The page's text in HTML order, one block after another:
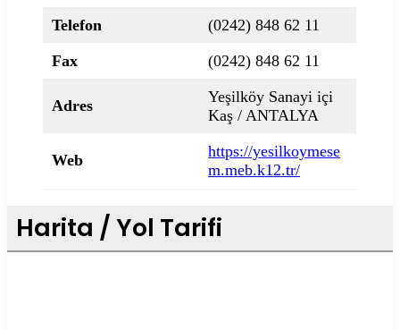
Telefon
(0242) 848 62 11
Fax
(0242) 848 62 11
Adres
Yeşilköy Sanayi içi
Kaş / ANTALYA
Web
https://yesilkoymese
m.meb.k12.tr/
Harita / Yol Tarifi